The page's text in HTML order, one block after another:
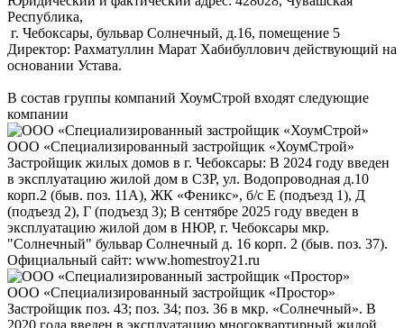
Республика,
г. Чебоксары, бульвар Солнечный, д.16, помещение 5
Директор: Рахматуллин Марат Хабибуллович действующий на
основании Устава.
В состав группы компаний ХоумСтрой входят следующие
компании
ООО «Специализированный застройщик «ХоумСтрой»
Застройщик жилых домов в г. Чебоксары: В 2024 году введен
в эксплуатацию жилой дом в СЗР, ул. Водопроводная д.10
корп.2 (быв. поз. 11А), ЖК «Феникс», б/c Е (подъезд 1), Д
(подъезд 2), Г (подъезд 3); В сентябре 2025 году введен в
эксплуатацию жилой дом в НЮР, г. Чебоксары мкр.
"Солнечный" бульвар Солнечный д. 16 корп. 2 (быв. поз. 37).
Официальный сайт: www.homestroy21.ru
ООО «Специализированный застройщик «Простор»
Застройщик поз. 43; поз. 34; поз. 36 в мкр. «Солнечный». В
2020 года введен в эксплуатацию многоквартирный жилой